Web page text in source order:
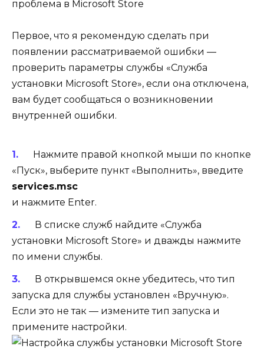
Первое, что я рекомендую сделать при
появлении рассматриваемой ошибки —
проверить параметры службы «Служба
установки Microsoft Store», если она отключена,
вам будет сообщаться о возникновении
внутренней ошибки.
Нажмите правой кнопкой мыши по кнопке
«Пуск», выберите пункт «Выполнить», введите
services.msc
и нажмите Enter.
В списке служб найдите «Служба
установки Microsoft Store» и дважды нажмите
по имени службы.
В открывшемся окне убедитесь, что тип
запуска для службы установлен «Вручную».
Если это не так — измените тип запуска и
примените настройки.